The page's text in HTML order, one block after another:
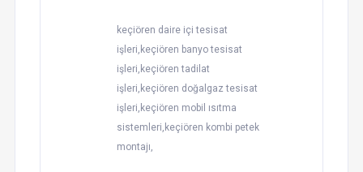
keçiören daire içi tesisat
işleri,keçiören banyo tesisat
işleri,keçiören tadilat
işleri,keçiören doğalgaz tesisat
işleri,keçiören mobil ısıtma
sistemleri,keçiören kombi petek
montajı,